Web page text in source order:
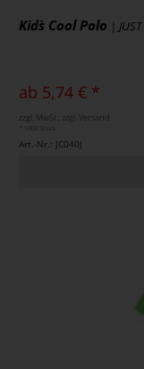
Kids` Cool Polo |
ab 5,74 € *
zzgl. MwSt., zzgl. Versand
Art.-Nr.: JC040J